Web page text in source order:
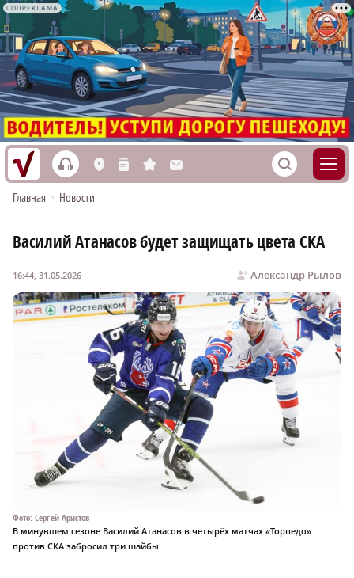
СОЦРЕКЛАМА
h L n s M S
Главная • Новости
Василий Атанасов будет защищать цвета СКА
Александр Рылов
16:44, 31.05.2026
Фото: Сергей Аристов
В минувшем сезоне Василий Атанасов в четырёх матчах «Торпедо»
против СКА забросил три шайбы